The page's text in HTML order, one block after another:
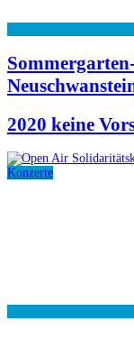
2020 keine
Konzerte